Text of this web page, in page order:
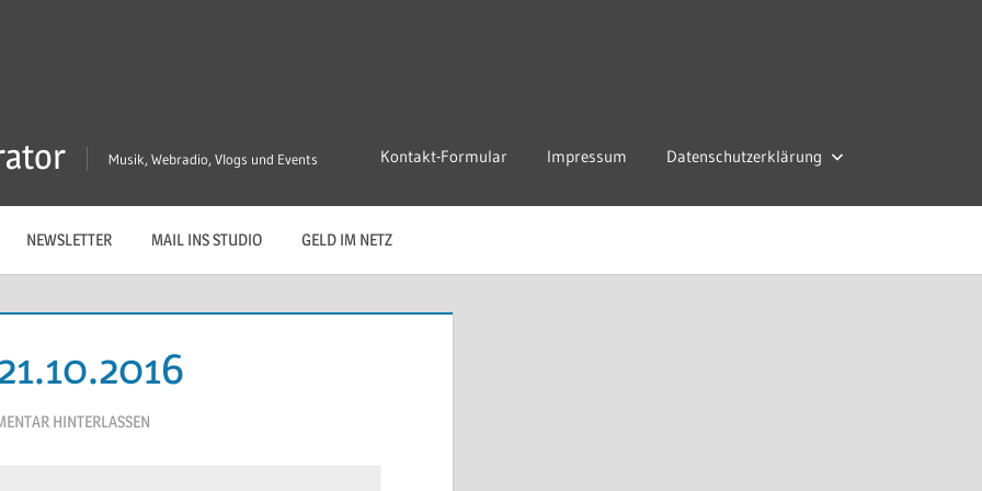
Musik, Webradio, Vlogs und Events Kontakt-Formular Impressum Datenschutzerklärung
NEWSLETTER MAIL INS STUDIO GELD IM NETZ
HINTERLASSEN